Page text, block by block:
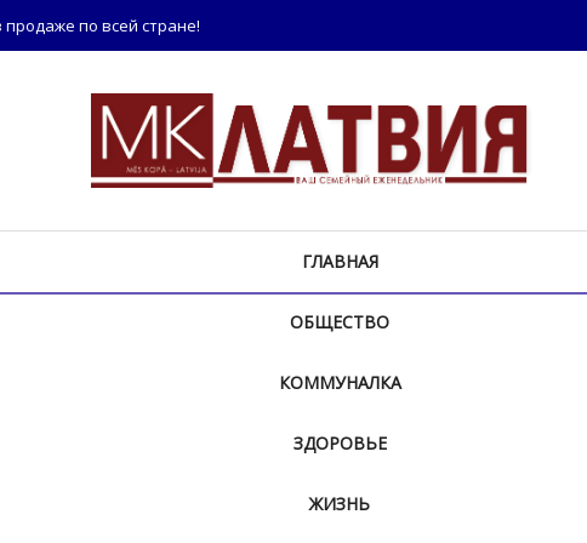
по всей стране!
ГЛАВНАЯ
ОБЩЕСТВО
КОММУНАЛКА
ЗДОРОВЬЕ
ЖИЗНЬ